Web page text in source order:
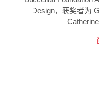
Design，获奖者为
Catherine